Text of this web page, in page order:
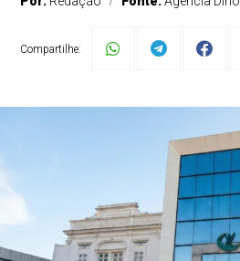
Compartilhe: